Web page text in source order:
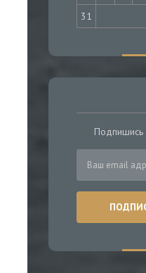
31
Подпишись